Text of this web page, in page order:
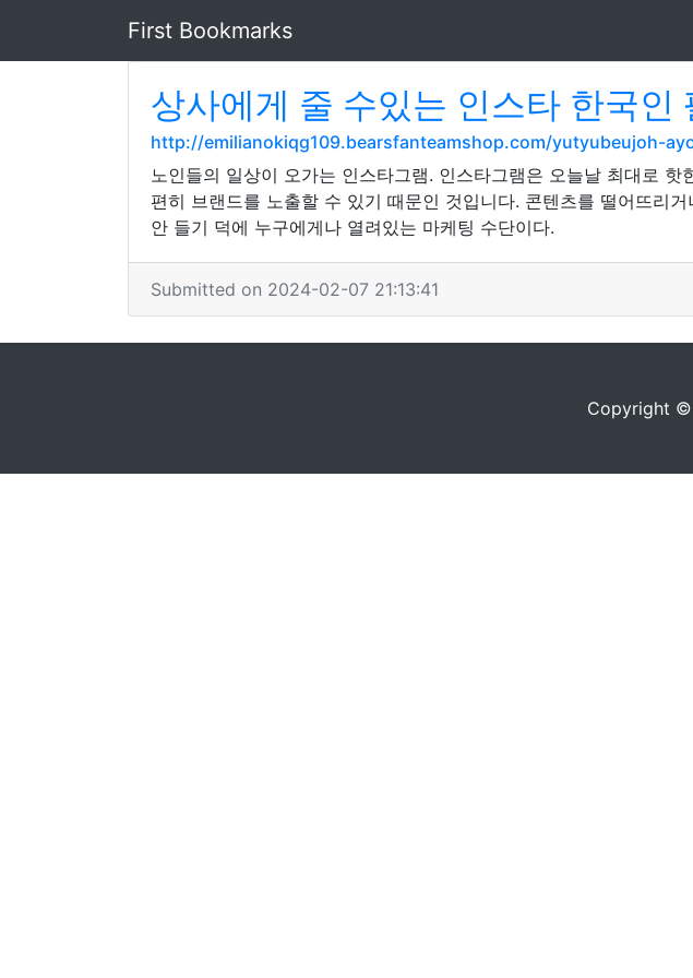
First Bookmarks
상사에게 줄 수있는 인스타 한국인
http://emilianokiqg109.bearsfanteamshop.com/yutyubeujoh-
노인들의 일상이 오가는 인스타그램. 인스타그램은 오늘날 최대로
편히 브랜드를 노출할 수 있기 때문인 것입니다. 콘텐츠를 떨어뜨리
안 들기 덕에 누구에게나 열려있는 마케팅 수단이다.
Submitted on 2024-02-07 21:13:41
Copyright ©